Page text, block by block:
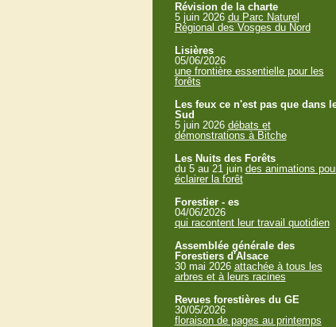
Révision de la charte
5 juin 2026 du Parc Naturel
Régional des Vosges du Nord
Lisières
05/06/2026
une frontière essentielle pour les
forêts
Les feux ce n'est pas que dans
Sud
5 juin 2026 débats et
démonstrations à Bitche
Les Nuits des Forêts
du 5 au 21 juin des animations
éclairer la forêt
Forestier - es
04/06/2026
qui racontent leur travail quotidien
Assemblée générale des
Forestiers d'Alsace
30 mai 2026 attachée à tous les
arbres et à leurs racines
Revues forestières du GE
30/05/2026
floraison de pages au printemps